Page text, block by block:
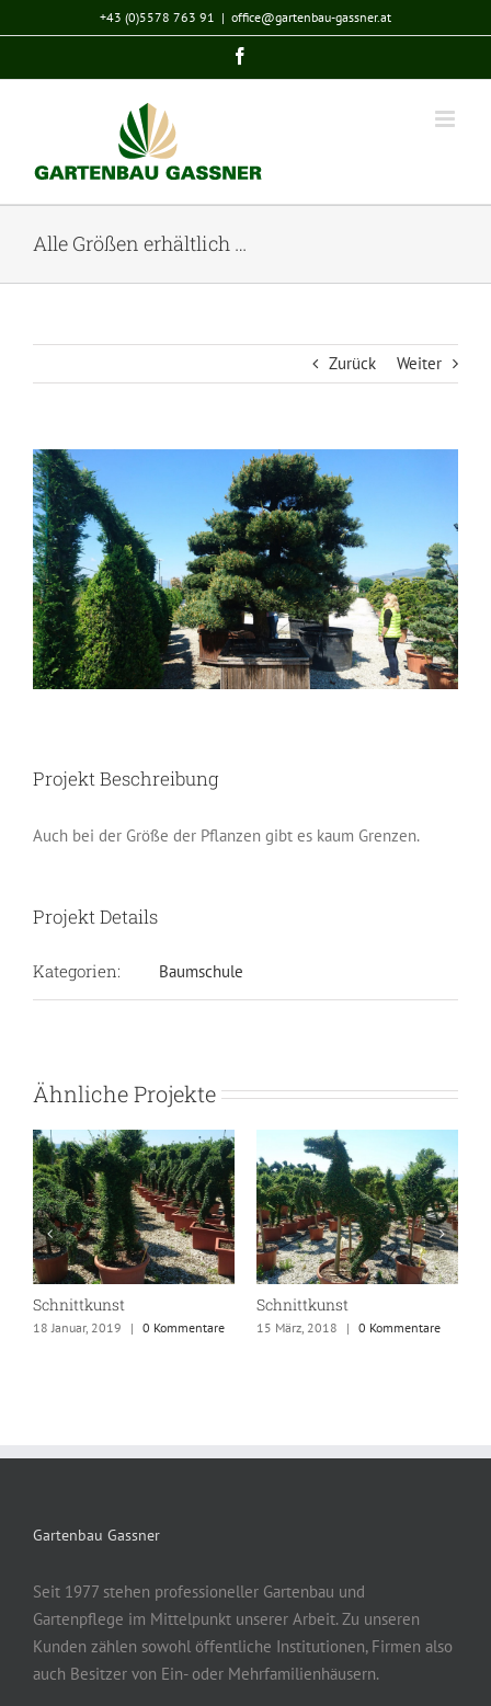
Inhalt
+43 (0)5578 763 91 | office@gartenbau-gassner.at
Alle Größen erhältlich …
Zurück Weiter
View
Larger
Image
Projekt Beschreibung
Auch bei der Größe der Pflanzen gibt es kaum Grenzen.
Projekt Details
Kategorien: Baumschule
Ähnliche Projekte
Schnittkunst
18 Januar, 2019 | 0 Kommentare
Schnittkunst
15 März, 2018 | 0 Kommentare
Gartenbau Gassner
Seit 1977 stehen professioneller Gartenbau und
Gartenpflege im Mittelpunkt unserer Arbeit. Zu unseren
Kunden zählen sowohl öffentliche Institutionen, Firmen also
auch Besitzer von Ein- oder Mehrfamilienhäusern.